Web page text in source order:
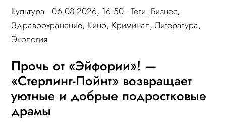
Культура - 06.08.2026, 16:50 - Теги: Бизнес,
Здравоохранение, Кино, Криминал,Литература,
Экология
Прочь от «Эйфории»! —
«Стерлинг-Пойнт» возвращает
уютные и добрые подростковые
драмы